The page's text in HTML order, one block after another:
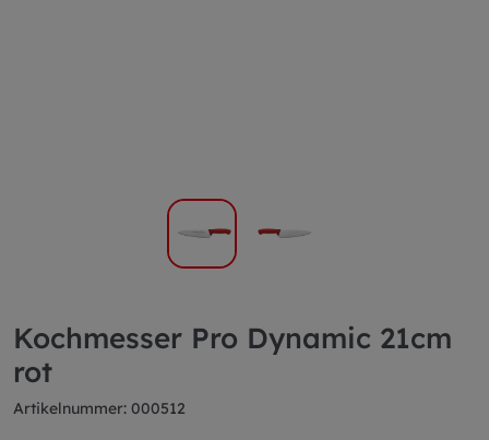
Kochmesser Pro Dynamic 21cm
rot
Artikelnummer: 000512